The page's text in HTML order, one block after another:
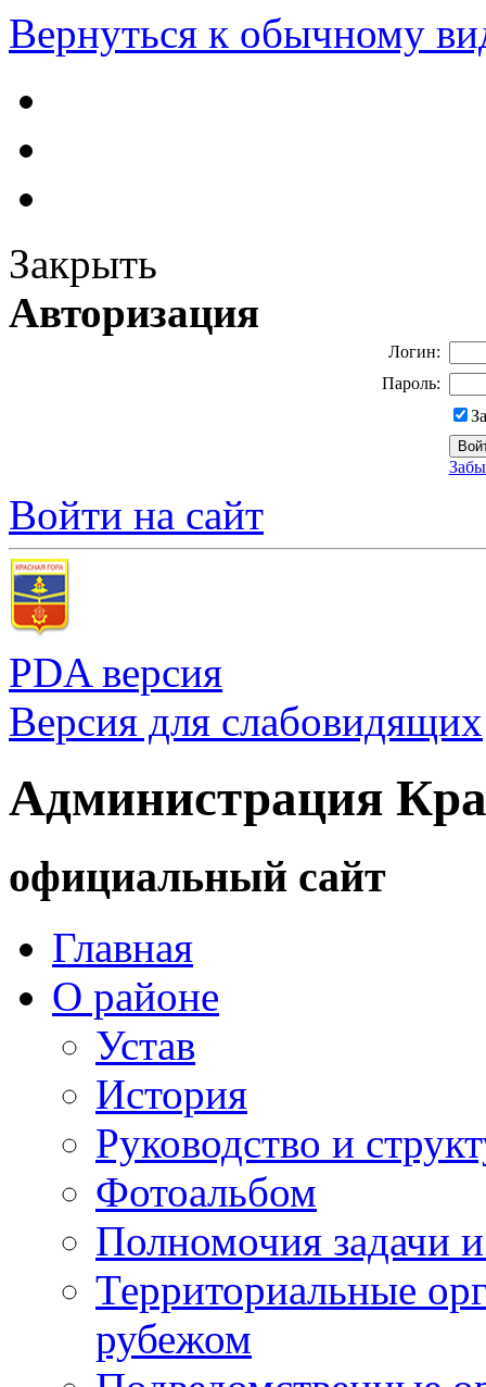
Вернуться к обычному
Закрыть
Авторизация
Логин:
Пароль:
Войти на сайт
PDA версия
Версия для слабовидящих
Администрация
официальный сайт
Главная
О районе
Устав
История
Руководство и
Фотоальбом
Полномочия задачи
Территориальные
рубежом